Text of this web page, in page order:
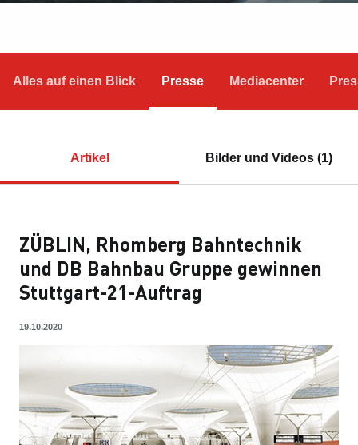
Alles auf einen Blick Presse Mediacenter
Artikel Bilder und Videos (1)
ZÜBLIN, Rhomberg Bahntechnik
und DB Bahnbau Gruppe gewinnen
Stuttgart-21-Auftrag
19.10.2020